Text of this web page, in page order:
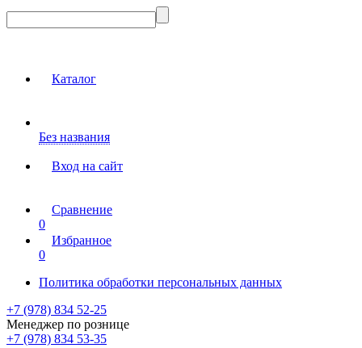
Каталог
Без названия
Вход на сайт
Сравнение
0
Избранное
0
Политика обработки персональных данных
+7 (978) 834 52-25
Менеджер по рознице
+7 (978) 834 53-35